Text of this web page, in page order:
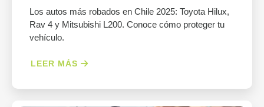
Los autos más robados en Chile 2025: Toyota Hilux,
Rav 4 y Mitsubishi L200. Conoce cómo proteger tu
vehículo.
LEER MÁS